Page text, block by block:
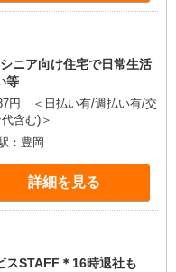
ニア向け住宅で日常生活
等
円 ＜日払い有/週払い有/交
含む)＞
：豊岡
詳細を見る
スSTAFF＊16時退社も